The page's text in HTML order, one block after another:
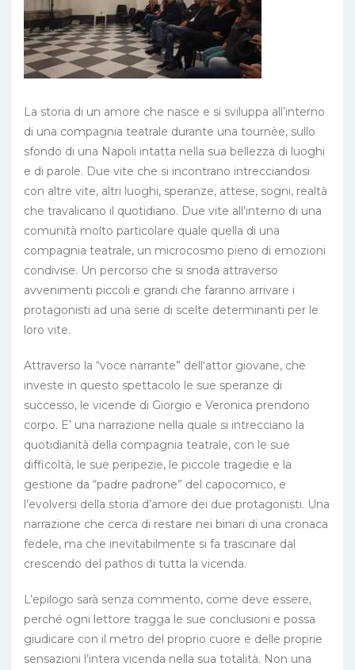
La storia di un amore che nasce e si sviluppa all’interno
di una compagnia teatrale durante una tournèe, sullo
sfondo di una Napoli intatta nella sua bellezza di luoghi
e di parole. Due vite che si incontrano intrecciandosi
con altre vite, altri luoghi, speranze, attese, sogni, realtà
che travalicano il quotidiano. Due vite all’interno di una
comunità molto particolare quale quella di una
compagnia teatrale, un microcosmo pieno di emozioni
condivise. Un percorso che si snoda attraverso
avvenimenti piccoli e grandi che faranno arrivare i
protagonisti ad una serie di scelte determinanti per le
loro vite.
Attraverso la “voce narrante” dell‘attor giovane, che
investe in questo spettacolo le sue speranze di
successo, le vicende di Giorgio e Veronica prendono
corpo. E’ una narrazione nella quale si intrecciano la
quotidianità della compagnia teatrale, con le sue
difficoltà, le sue peripezie, le piccole tragedie e la
gestione da “padre padrone” del capocomico, e
l’evolversi della storia d’amore dei due protagonisti. Una
narrazione che cerca di restare nei binari di una cronaca
fedele, ma che inevitabilmente si fa trascinare dal
crescendo del pathos di tutta la vicenda.
L’epilogo sarà senza commento, come deve essere,
perché ogni lettore tragga le sue conclusioni e possa
giudicare con il metro del proprio cuore e delle proprie
sensazioni l’intera vicenda nella sua totalità. Non una